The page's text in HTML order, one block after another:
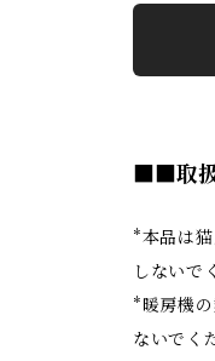
■■取
*本品は
しないで
*暖房機
ないでく